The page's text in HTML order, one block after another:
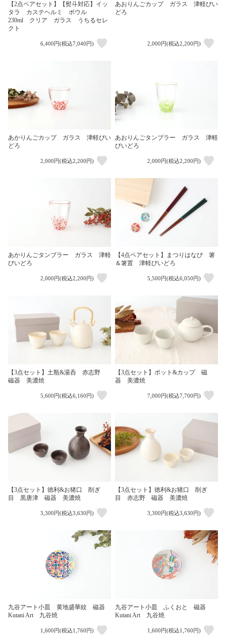
【2点ペアセット】【熨斗対応】イッ
タラ カステヘルミ ボウル
230ml クリア ガラス うちるセレ
クト
6,400円(税込7,040円)
あおりんごカップ ガラス 津軽びい
どろ
2,000円(税込2,200円)
あかりんごカップ ガラス 津軽びい
どろ
2,000円(税込2,200円)
あおりんごタンブラー ガラス 津軽
びいどろ
2,000円(税込2,200円)
あかりんごタンブラー ガラス 津軽
びいどろ
2,000円(税込2,200円)
【4点ペアセット】まつりはなび 箸
＆箸置 津軽びいどろ
5,500円(税込6,050円)
【3点セット】土瓶&湯呑 赤志野
磁器 美濃焼
5,600円(税込6,160円)
【3点セット】ポット&カップ 磁
器 美濃焼
7,000円(税込7,700円)
【3点セット】徳利&お猪口 削ぎ
目 黒唐津 磁器 美濃焼
3,300円(税込3,630円)
【3点セット】徳利&お猪口 削ぎ
目 赤志野 磁器 美濃焼
3,300円(税込3,630円)
九谷アート小皿 黄地盛華紋 磁器
Kutani Art 九谷焼
1,600円(税込1,760円)
九谷アート小皿 ふくおと 磁器
Kutani Art 九谷焼
1,600円(税込1,760円)